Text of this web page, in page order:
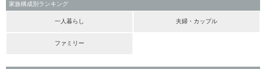
家族構成別ランキング
一人暮らし 夫婦・カップル
ファミリー